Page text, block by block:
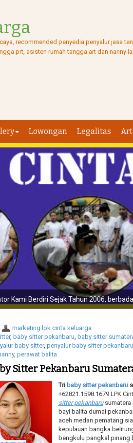
recommended penyedia penyalur jasa
prt, asisten rumah tangga art dan
Lowongan Legalitas
2006, berbadan hukum resmi
marketing lpk cinta keluarga
, baby sitter pekanbaru, baby sitter
baby sitter, penyalur baby sitter pekanbaru
, perawat balita
Sitter Pekanbaru
Tri baby sitter pekanbaru
+62821.1598.1679 LPK
sitter pekanbarusumatera
bayi balita dumai
aceh medan pematang
kepulauan bangka
bengkulu pangkal pinang